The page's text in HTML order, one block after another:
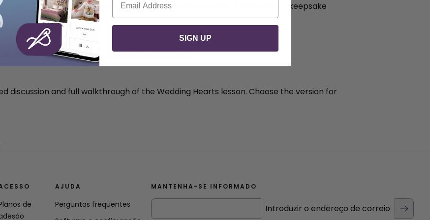
use in several ways — stitch it as a personalized quilt block, sew it into a keepsake
the happy couple.
guide:Download the Wedding Hearts Lesson
discussion and full walkthrough of the Wedding Hearts lesson. Choose the version for
de
AJUDA
Perguntas frequentes
MANTENHA-SE INFORMADO
Introduzir o endereço de correio
SIGN UP